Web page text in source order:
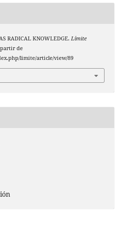
RADICAL KNOWLEDGE. Límite
partir de
limite/article/view/89